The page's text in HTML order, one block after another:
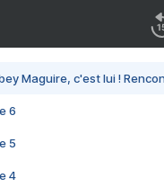
Maguire, c'est lui !
6
5
4